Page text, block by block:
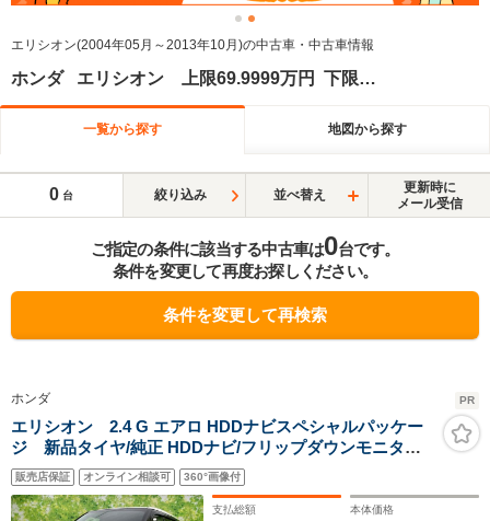
エリシオン(2004年05月～2013年10月)の中古車・中古車情報
ホンダ エリシオン 上限69.9999万円 下限60万円 上限2013年 下限2013年
一覧から探す 地図から探す
0 台 絞り込み 並べ替え
更新時に
メール受信
ご指定の条件に該当する中古車は0台です。
条件を変更して再度お探しください。
条件を変更して再検索
ホンダ PR
エリシオン 2.4 G エアロ HDDナビスペシャルパッケー
ジ 新品タイヤ/純正 HDDナビ/フリップダウンモニター
社外 8インチ/両側電動スライドドア/ヘッドランプ
HID/ETC/EBD付ABS/ワンセグTV/DVD/禁煙車/エアバッ
グ 運転席
販売店保証 オンライン相談可 360°画像付
支払総額 本体価格